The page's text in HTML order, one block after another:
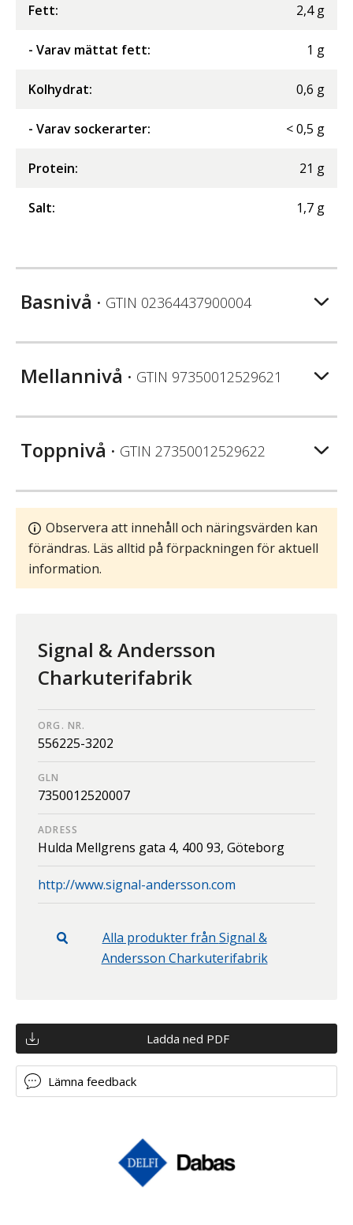
Fett: 2,4 g
- Varav mättat fett: 1 g
Kolhydrat: 0,6 g
- Varav sockerarter: <0,5 g
Protein: 21 g
Salt: 1,7 g
Basnivå • GTIN 02364437900004
Mellannivå • GTIN 97350012529621
Toppnivå • GTIN 27350012529622
Observera att innehåll och näringsvärden kan
förändras. Läs alltid på förpackningen för aktuell
information.
Signal & Andersson
Charkuterifabrik
ORG. NR.
556225-3202
GLN
7350012520007
ADRESS
Hulda Mellgrens gata 4, 400 93, Göteborg
http://www.signal-andersson.com
Alla produkter från Signal &
Andersson Charkuterifabrik
Ladda ned PDF
Lämna feedback